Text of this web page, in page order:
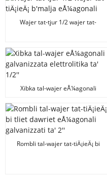
Wajer tat-tjur 1/2 wajer tat-
Xibka tal-wajer eÅ¼agonali
Rombli tal-wajer tat-tiÄ¡ieÄ¡ bi